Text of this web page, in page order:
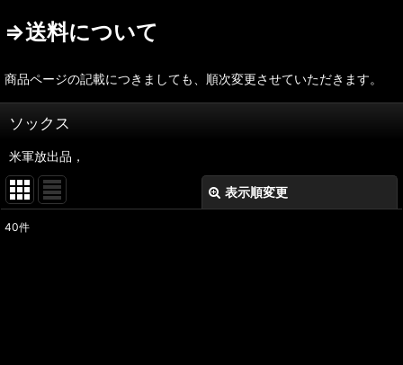
⇒送料について
商品ページの記載につきましても、順次変更させていただきます。
ソックス
米軍放出品，
表示順変更
40件